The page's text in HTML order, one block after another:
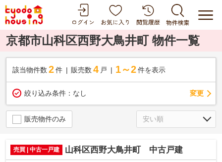
京都市山科区西野大鳥井町 物件一覧
該当物件数 2件 販売数 4 戸 1～2 件を表示
絞り込み条件： なし 変更
販売物件のみ
売買 | 中古一戸建 山科区西野大鳥井町 中古戸建